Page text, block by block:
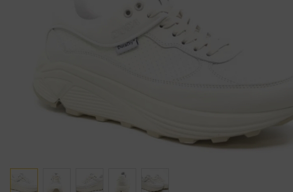
Verbandschoenen (externe website)
Lowa